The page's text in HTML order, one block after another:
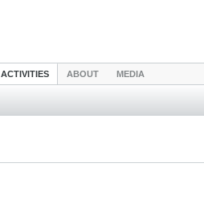
ACTIVITIES ABOUT MEDIA